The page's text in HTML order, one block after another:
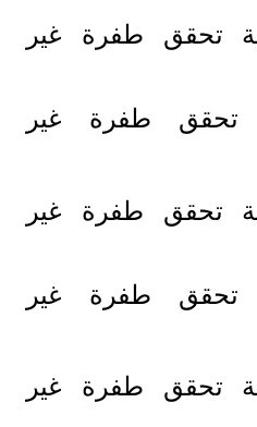
تحقق طفرة غير
تحقق طفرة غير